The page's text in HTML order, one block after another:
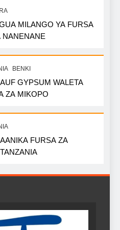
MILANGO YA FURSA
NA MAARIFA NANENANE
BENKI
GYPSUM WALETA
ZA MIKOPO
FURSA ZA